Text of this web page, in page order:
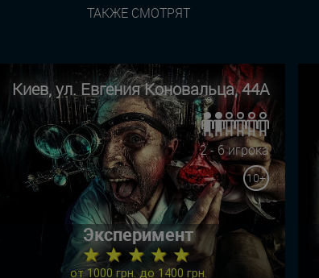
ТАКЖЕ СМОТРЯТ
Киев, ул. Евгения Коновальца, 44А
2 - 6 игрока
10+
Эксперимент
★ ★ ★ ★ ★
от 1000 грн. до 1400 грн.